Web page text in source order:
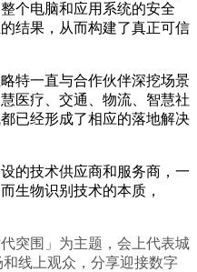
个电脑和应用系统的安全
结果，从而构建了真正可信
一直与合作伙伴深挖场景
医疗、交通、物流、智慧社
已经形成了相应的落地解决
技术供应商和服务商，一
生物识别技术的本质，
围」为主题，会上代表城
线上观众，分享迎接数字